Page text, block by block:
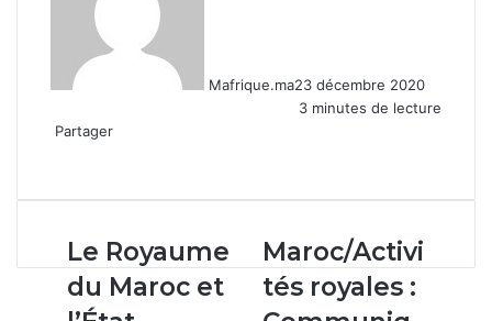
Mafrique.ma23 décembre 2020
3 minutes de lecture
Partager
email
Le
Royaume
du
Maroc
Le Royaume
du Maroc et
Maroc/Activités
royales
:
Communiqué
Maroc/Activi
tés royales :